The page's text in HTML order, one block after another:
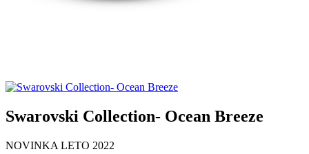
Swarovski Collection- Ocean Breeze
NOVINKA LETO 2022